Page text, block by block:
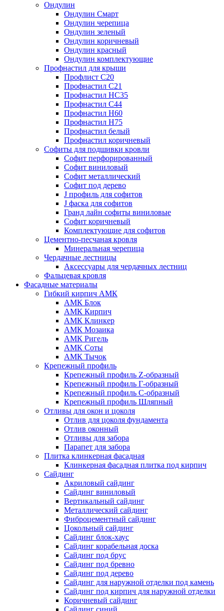
Ондулин
Ондулин Смарт
Ондулин черепица
Ондулин зеленый
Ондулин коричневый
Ондулин красный
Ондулин комплектующие
Профнастил для крыши
Профлист С20
Профнастил С21
Профнастил НС35
Профнастил С44
Профнастил Н60
Профнастил Н75
Профнастил белый
Профнастил коричневый
Софиты для подшивки кровли
Cофит перфорированный
Софит виниловый
Софит металлический
Софит под дерево
J профиль для софитов
J фаска для софитов
Гранд лайн софиты виниловые
Софит коричневый
Комплектующие для софитов
Цементно-песчаная кровля
Минеральная черепица
Чердачные лестницы
Аксессуары для чердачных лестниц
Фальцевая кровля
Фасадные материалы
Гибкий кирпич АМК
АМК Блок
АМК Кирпич
АМК Клинкер
АМК Мозаика
АМК Ригель
АМК Соты
АМК Тычок
Крепежный профиль
Крепежный профиль Z-образный
Крепежный профиль Г-образный
Крепежный профиль С-образный
Крепежный профиль Шляпный
Отливы для окон и цоколя
Отлив для цоколя фундамента
Отлив оконный
Отливы для забора
Парапет для забора
Плитка клинкерная фасадная
Клинкерная фасадная плитка под кирпич
Сайдинг
Акриловый сайдинг
Сайдинг виниловый
Вертикальный сайдинг
Металлический сайдинг
Фиброцементный сайдинг
Цокольный сайдинг
Сайдинг блок-хаус
Сайдинг корабельная доска
Сайдинг под брус
Сайдинг под бревно
Сайдинг под дерево
Сайдинг для наружной отделки под камень
Сайдинг под кирпич для наружной отделки
Коричневый сайдинг
Сайдинг синий